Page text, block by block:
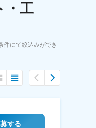
・工
件にて絞込みができ
する